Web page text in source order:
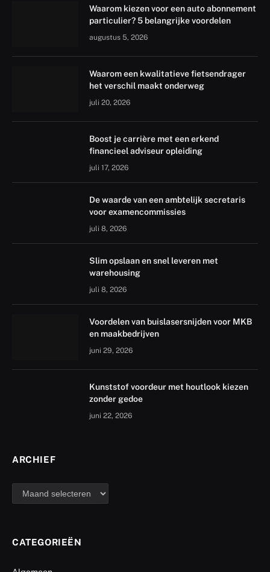
Waarom kiezen voor een auto abonnement
particulier? 5 belangrijke voordelen
augustus 5, 2026
Waarom een kwalitatieve fietsendrager
het verschil maakt onderweg
juli 20, 2026
Boost je carrière met een erkend
financieel adviseur opleiding
juli 17, 2026
De waarde van een ambtelijk secretaris
voor examencommissies
juli 8, 2026
Slim opslaan en snel leveren met
warehousing
juli 8, 2026
Voordelen van buislasersnijden voor MKB
en maakbedrijven
juni 29, 2026
Kunststof voordeur met houtlook kiezen
zonder gedoe
juni 22, 2026
ARCHIEF
archief
CATEGORIEËN